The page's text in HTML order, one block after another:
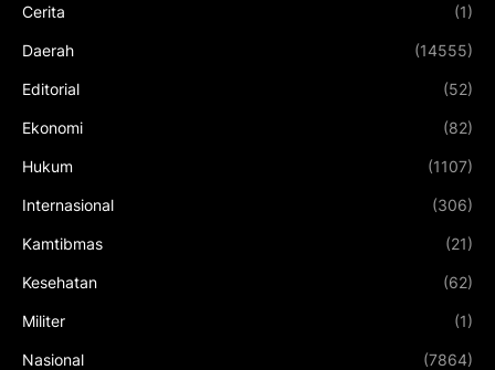
Cerita (1)
Daerah (14555)
Editorial (52)
Ekonomi (82)
Hukum (1107)
Internasional (306)
Kamtibmas (21)
Kesehatan (62)
Militer (1)
Nasional (7864)